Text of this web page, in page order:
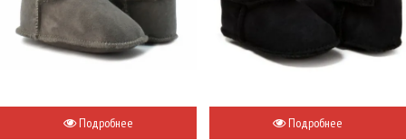
Подробнее Подробнее